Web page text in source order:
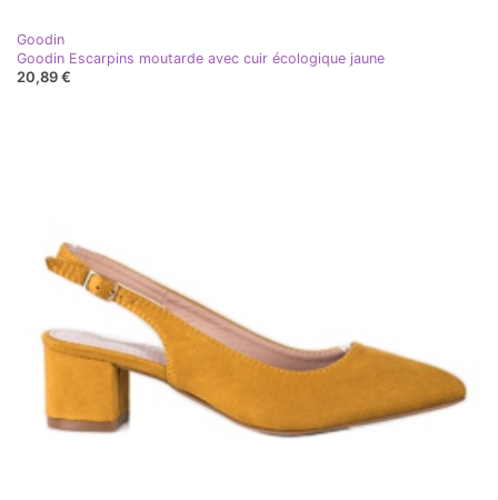
Goodin
Goodin Escarpins moutarde avec cuir écologique jaune
20,89 €